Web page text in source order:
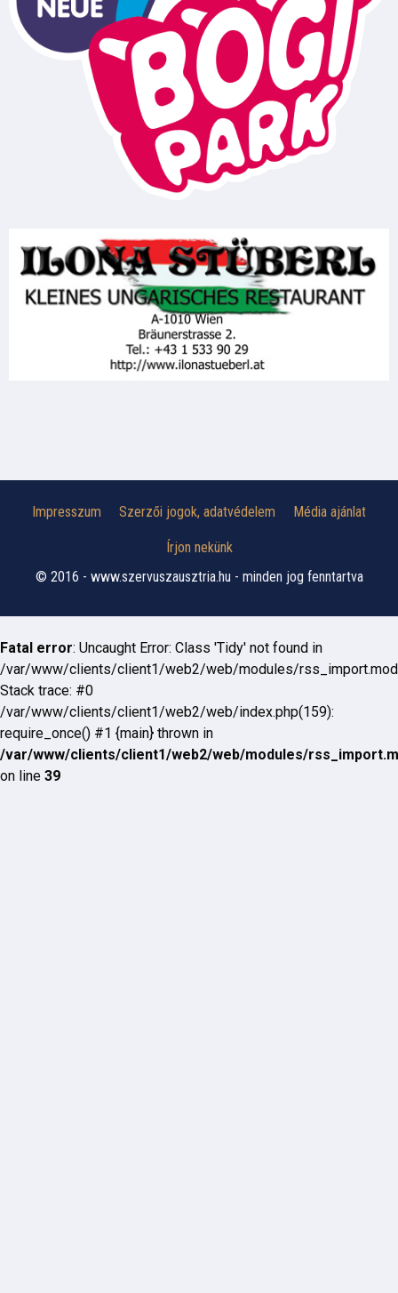
Impresszum Szerzői jogok, adatvédelem Média ajánlat
Írjon nekünk
© 2016 - www.szervuszausztria.hu - minden jog fenntartva
Fatal error: Uncaught Error: Class 'Tidy' not found in
/var/www/clients/client1/web2/web/modules/
Stack trace: #0
/var/www/clients/client1/web2/web/index.php(159):
require_once() #1 {main} thrown in
/var/www/clients/client1/web2/web/modules/
on line 39